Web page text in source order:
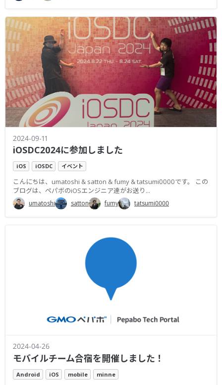
2024-09-11
iOSDC2024に参加しました
iOS iOSDC イベント
こんにちは、umatoshi & satton & fumy & tatsumi0000です。 この
ブログは、ペパボのiOSエンジニア達がお送り...
umatoshi satton fumy tatsumi0000
2024-04-26
モバイルチーム合宿を開催しました！
Android iOS mobile minne